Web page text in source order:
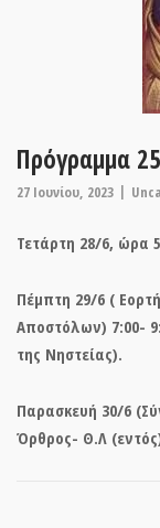
Πρόγραμμα
27 Ιουνίου, 2023
Τετάρτη 28/6, ώρα
Πέμπτη 29/6 (
Αποστόλων) 7:00-
της Νηστείας).
Παρασκευή 30/6
Όρθρος- Θ.Λ